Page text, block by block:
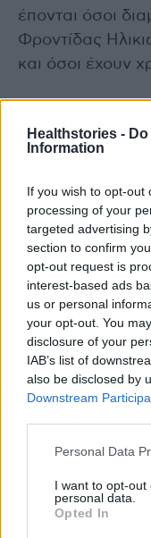
Healthstories -
Information
If you wish to opt-out
processing of your
targeted advertising
section to confirm
opt-out request is
interest-based ads
us or personal
your opt-out. You
disclosure of your
IAB’s list of
also be disclosed by
Downstream
Personal Data
I want to opt-
personal data.
Opted In
έπονται όσοι
Φροντίδας
και όσοι έχουν
Bloomberg: Οι
Νέες
υποχρεωτική η
TAGS αναμνηστική δόση